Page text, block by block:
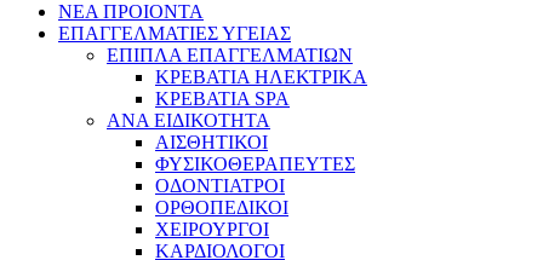
ΝΕΑ ΠΡΟΙΟΝΤΑ
ΕΠΑΓΓΕΛΜΑΤΙΕΣ ΥΓΕΙΑΣ
ΕΠΙΠΛΑ ΕΠΑΓΓΕΛΜΑΤΙΩΝ
ΚΡΕΒΑΤΙΑ ΗΛΕΚΤΡΙΚΑ
ΚΡΕΒΑΤΙΑ SPA
ΑΝΑ ΕΙΔΙΚΟΤΗΤΑ
ΑΙΣΘΗΤΙΚΟΙ
ΦΥΣΙΚΟΘΕΡΑΠΕΥΤΕΣ
ΟΔΟΝΤΙΑΤΡΟΙ
ΟΡΘΟΠΕΔΙΚΟΙ
ΧΕΙΡΟΥΡΓΟΙ
ΚΑΡΔΙΟΛΟΓΟΙ